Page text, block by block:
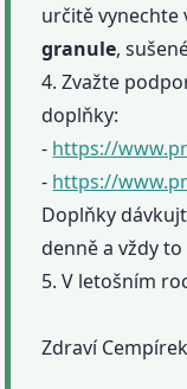
určitě vynechte
granule,
4. Zvažte
doplňky:
- https://
- https://
Doplňky
denně a vždy
5. V letošním
Zdraví